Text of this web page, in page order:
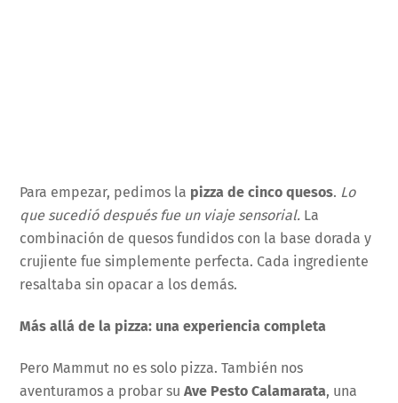
Para empezar, pedimos la pizza de cinco quesos. Lo
que sucedió después fue un viaje sensorial. La
combinación de quesos fundidos con la base dorada y
crujiente fue simplemente perfecta. Cada ingrediente
resaltaba sin opacar a los demás.
Más allá de la pizza: una experiencia completa
Pero Mammut no es solo pizza. También nos
aventuramos a probar suAve Pesto Calamarata, una